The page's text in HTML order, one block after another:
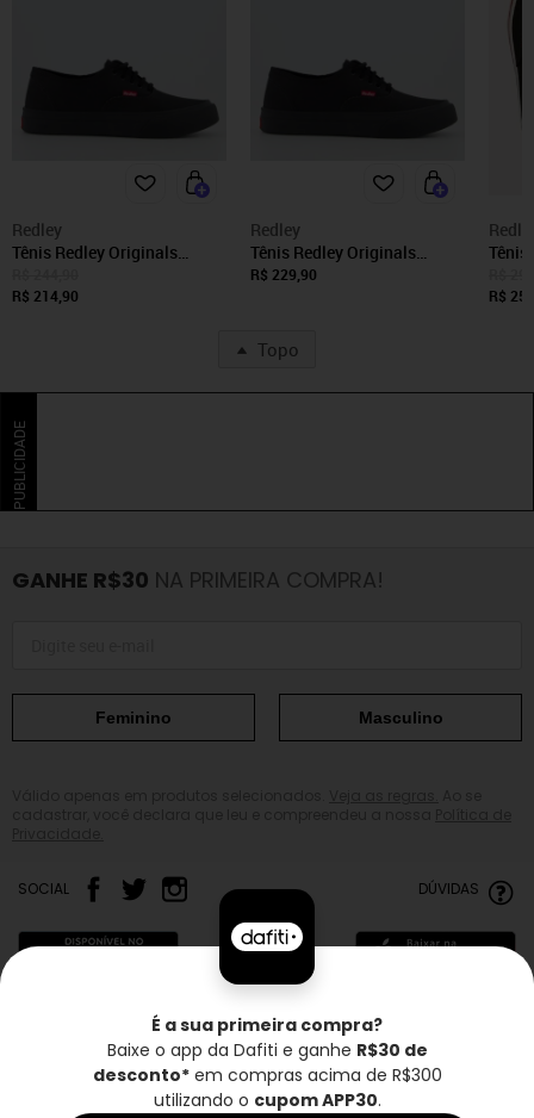
Redley
Tênis Redley Originals
R$ 214,90
Redley
Tênis Redley Originals
Monocromo Feminino All
R$ 229,90
Tênis
R$
Topo
PUBLICIDADE
GANHE R$30 NA PRIMEIRA COMPRA!
Feminino Masculino
SOCIAL DÚVIDAS
Frete grátis* Troca grátis Entrega rápida
É a sua primeira compra?
Baixe o app da Dafiti e ganhe R$30 de
desconto*em compras acima de R$300
utilizando o cupom APP30.